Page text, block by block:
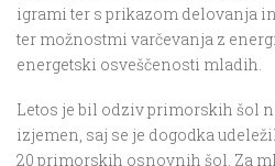
igrami ter s prikazom delovanja
ter možnostmi varčevanja z
energetski osveščenosti mladih.
Letos je bil odziv primorskih šol
izjemen, saj se je dogodka
20 primorskih osnovnih šol. Za